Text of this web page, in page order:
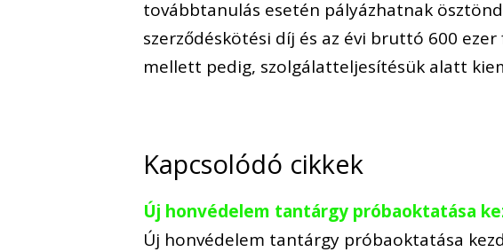
továbbtanulás esetén pályázhatnak
szerződéskötési díj és az évi bruttó 600
mellett pedig, szolgálatteljesítésük alatt
Kapcsolódó cikkek
Új honvédelem tantárgy próbaoktatása
Új honvédelem tantárgy próbaoktatása